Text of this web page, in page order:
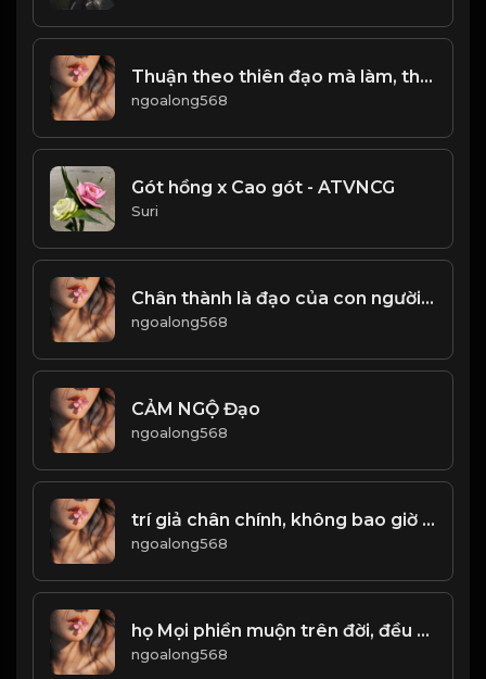
Thuận theo thiên đạo mà làm, thì bình an khỏe mạnh. Làm trái ngược với thiên đường sẽ được đưa ra tai họa! Đạo
ngoalong568
Gót hồng x Cao gót - ATVNCG
Suri
Chân thành là đạo của con người! & Đạo
ngoalong568
CẢM NGỘ Đạo
ngoalong568
trí giả chân chính, không bao giờ dũng cảm với vinh quang! Đạo
ngoalong568
họ Mọi phiền muộn trên đời, đều bắt nguồn từ nội tâm. Và khi tâm đã an, thì đời ắt sẽ thuận lợi! Đạo
ngoalong568